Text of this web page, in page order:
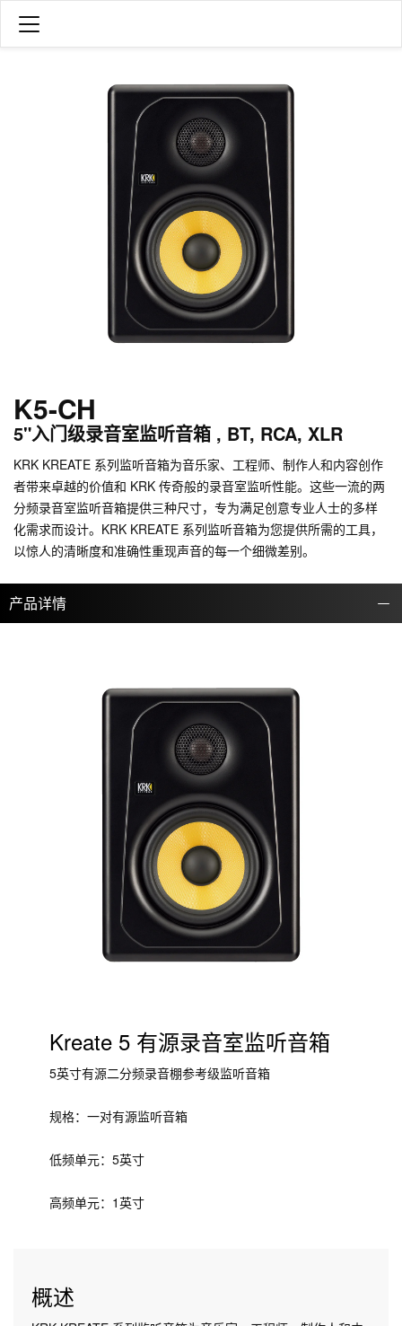
K5-CH
5"入门级录音室监听音箱 , BT, RCA, XLR
KRK KREATE 系列监听音箱为音乐家、工程师、制作人和内容创作
者带来卓越的价值和 KRK 传奇般的录音室监听性能。这些一流的两
分频录音室监听音箱提供三种尺寸，专为满足创意专业人士的多样
化需求而设计。KRK KREATE 系列监听音箱为您提供所需的工具，
以惊人的清晰度和准确性重现声音的每一个细微差别。
产品详情
Kreate 5 有源录音室监听音箱
5英寸有源二分频录音棚参考级监听音箱
规格：一对有源监听音箱
低频单元：5英寸
高频单元：1英寸
概述